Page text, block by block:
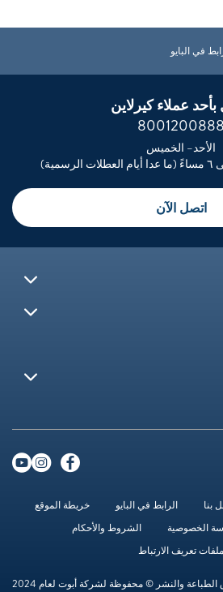
في البايو
عملاء كيرلاين
8001200888
الأحد– الخميس
اتصل الآن
بنا الرابط في البايو
خريطة الموقع
الخصوصية
الشروط والأحكام
تعريف الارتباط
والنشر © محفوظة لشركة أبوت لعام 2024